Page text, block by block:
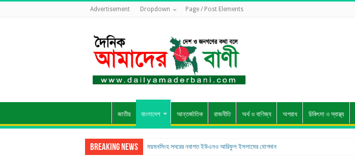
Advertisement Dropdown Page / Post Elements
জাতীয় বাংলাদেশ আন্তর্জাতিক রাজনীতি অর্থ ও বাণিজ্য অপরাধ চিকিৎসা ও স্বাস্থ্য
Breaking News ময়মনসিংহ সদরের নবাগত ইউএনও আরিফুল ইসলামের যোগদান